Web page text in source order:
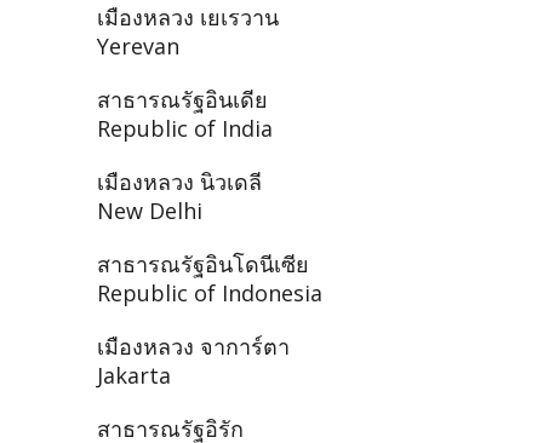
เมืองหลวง เยเรวาน
Yerevan
สาธารณรัฐอินเดีย
Republic of India
เมืองหลวง นิวเดลี
New Delhi
สาธารณรัฐอินโดนีเซีย
Republic of Indonesia
เมืองหลวง จาการ์ตา
Jakarta
สาธารณรัฐอิรัก